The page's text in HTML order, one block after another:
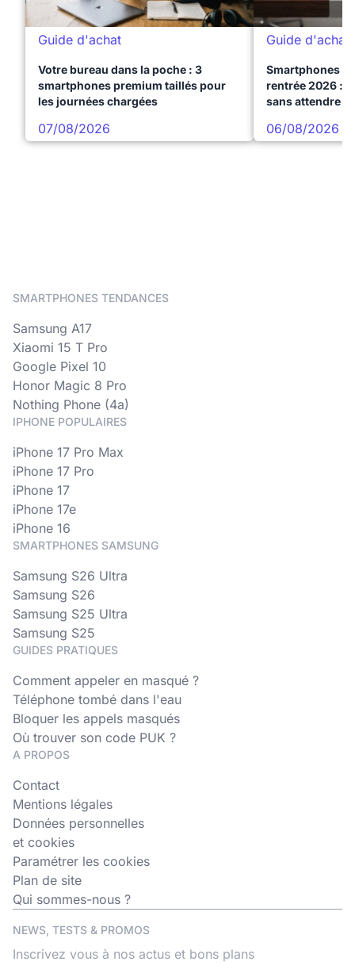
Guide d'achat
Votre bureau dans la poche : 3
smartphones premium taillés pour
les journées chargées
07/08/2026
Guide d'achat
Smartphones
rentrée 2026 :
sans attendre
06/08/2026
SMARTPHONES TENDANCES
Samsung A17
Xiaomi 15 T Pro
Google Pixel 10
Honor Magic 8 Pro
Nothing Phone (4a)
IPHONE POPULAIRES
iPhone 17 Pro Max
iPhone 17 Pro
iPhone 17
iPhone 17e
iPhone 16
SMARTPHONES SAMSUNG
Samsung S26 Ultra
Samsung S26
Samsung S25 Ultra
Samsung S25
GUIDES PRATIQUES
Comment appeler en masqué ?
Téléphone tombé dans l'eau
Bloquer les appels masqués
Où trouver son code PUK ?
A PROPOS
Contact
Mentions légales
Données personnelles
et cookies
Paramétrer les cookies
Plan de site
Qui sommes-nous ?
NEWS, TESTS & PROMOS
Inscrivez vous à nos actus et bons plans